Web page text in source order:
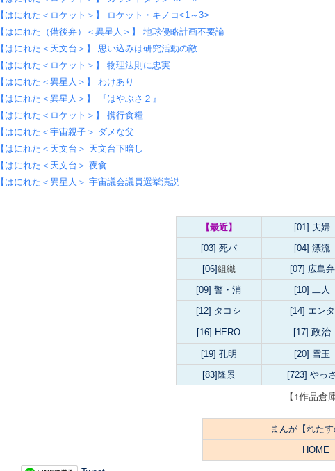
【はにれた＜ロケット＞】 ロケット・キノコ<1～3>
【はにれた（備後弁）＜異星人＞】 地球侵略計画不要論
【はにれた＜天文台＞】 思い込みは研究活動の敵
【はにれた＜ロケット＞】 物理法則に忠実
【はにれた＜異星人＞】 わけあり
【はにれた＜異星人＞】 『はやぶさ２』
【はにれた＜ロケット＞】 携行食糧
【はにれた＜宇宙親子＞ ダメな父
【はにれた＜天文台＞ 天文台下暗し
【はにれた＜天文台＞ 夜食
【はにれた＜異星人＞ 宇宙議会議員選挙演説
【最近】 [01] 夫婦
[03] 死パ
[04] 漂流
[06]組織 [07] 広島弁
[09] 警・消
[10] 二人
[12] タコシ
[14] エンタ
[16] HERO [17] 政治
[19] 孔明 [20] 雪玉
[83]隆景
[723] やっさ
【↑作品倉
まんが【れたす
HOME